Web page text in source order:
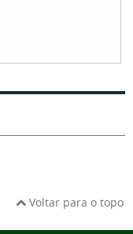
Voltar para o topo